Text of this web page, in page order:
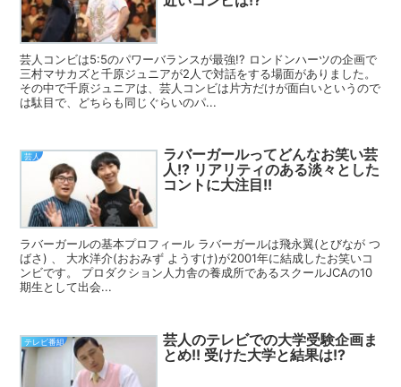
芸人コンビは5:5のパワーバランスが最強!? ロンドンハーツの企画で
三村マサカズと千原ジュニアが2人で対話をする場面がありました。
その中で千原ジュニアは、芸人コンビは片方だけが面白いというので
は駄目で、どちらも同じぐらいのパ...
芸人
ラバーガールってどんなお笑い芸
人!? リアリティのある淡々とした
コントに大注目!!
ラバーガールの基本プロフィール ラバーガールは飛永翼(とびなが つ
ばさ) 、 大水洋介(おおみず ようすけ)が2001年に結成したお笑いコ
ンビです。 プロダクション人力舎の養成所であるスクールJCAの10
期生として出会...
テレビ番組
芸人のテレビでの大学受験企画ま
とめ!! 受けた大学と結果は!?